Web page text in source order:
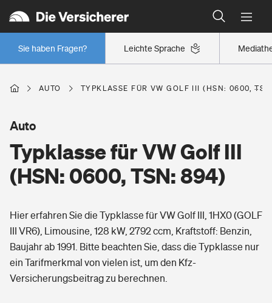
Leichte Sprache
Sie haben Fragen?
Wer versichert was: Jetzt Versicherer finden
Regionalklassen: So ist Ihre Region eingestuft
Wer versichert was: Jetzt Versicherer finden
Berufsunfähigkeitsversicherung
Erwerbsunfähigkeitsversicherung
Grundfähigkeitsversicherung
Arbeitsrechtsschutz
Berufshaftpflichtversicherung
Wohnen
Freizeit
Pri­vate Haft­pflicht­
Gesundheit
AUTO TYPKLASSE FÜR VW GOLF III (HSN: 0600,
Typklasse für VW Golf III
(HSN: 0600, TSN: 894)
Auto
Hier erfahren Sie die Typklasse für VW Golf III, 1HX0 (GOLF
III VR6), Limousine, 128 kW, 2792 ccm, Kraftstoff: Benzin,
Baujahr ab 1991. Bitte beachten Sie, dass die Typklasse nur
ein Tarifmerkmal von vielen ist, um den Kfz-
Versicherungsbeitrag zu berechnen.